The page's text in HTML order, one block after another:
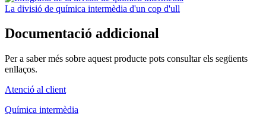
La divisió de química intermèdia d'un cop d'ull
Documentació addicional
Per a saber més sobre aquest producte pots consultar els següents
enllaços.
Atenció al client
Química intermèdia